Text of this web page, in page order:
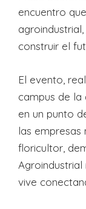
encuentro
construir el
El evento,
campus de la
en un punto
las
floricultor,
Agroindustrial
vive